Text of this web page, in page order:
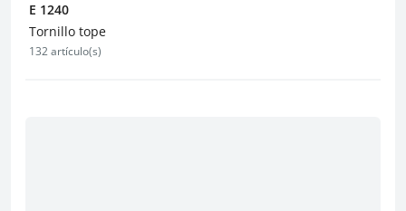
E 1240
Tornillo tope
132 artículo(s)